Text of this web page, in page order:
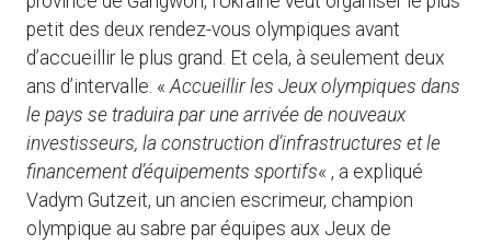
petit des deux rendez-vous olympiques avant
d’accueillir le plus grand. Et cela, à seulement deux
ans d’intervalle. «Accueillir les Jeux olympiques dans
le pays se traduira par une arrivée de nouveaux
investisseurs, la construction d’infrastructures et le
financement d’équipements sportifs« , a expliqué
Vadym Gutzeit, un ancien escrimeur, champion
olympique au sabre par équipes aux Jeux de